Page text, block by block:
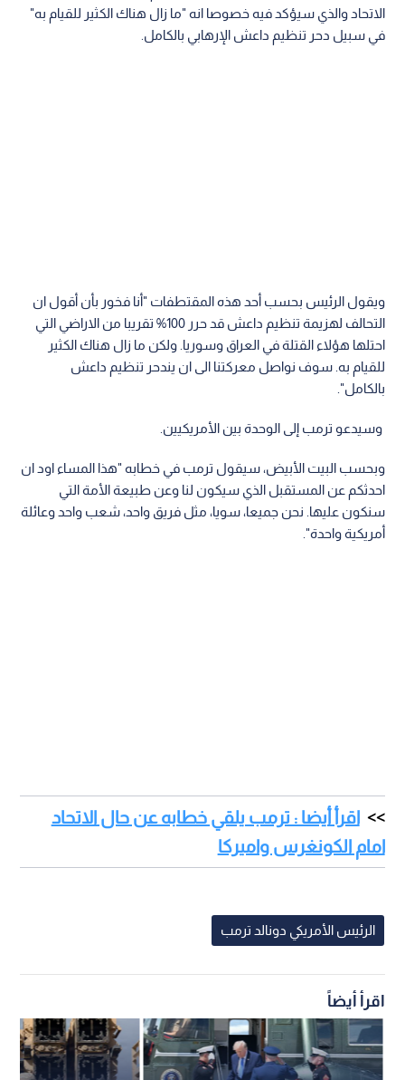
الاتحاد والذي سيؤكد فيه خصوصا انه "ما زال هناك الكثير للقيام به"
في سبيل دحر تنظيم داعش الإرهابي بالكامل.
ويقول الرئيس بحسب أحد هذه المقتطفات "أنا فخور بأن أقول ان
التحالف لهزيمة تنظيم داعش قد حرر 100% تقريبا من الاراضي التي
احتلها هؤلاء القتلة في العراق وسوريا. ولكن ما زال هناك الكثير
للقيام به. سوف نواصل معركتنا الى ان يندحر تنظيم داعش
بالكامل".
وسيدعو ترمب إلى الوحدة بين الأمريكيين.
وبحسب البيت الأبيض، سيقول ترمب في خطابه "هذا المساء اود ان
احدثكم عن المستقبل الذي سيكون لنا وعن طبيعة الأمة التي
سنكون عليها. نحن جميعا، سويا، مثل فريق واحد، شعب واحد وعائلة
أمريكية واحدة".
اقرأ أيضا : ترمب يلقي خطابه عن حال الاتحاد
امام الكونغرس واميركا
الرئيس الأمريكي دونالد ترمب
اقرأ أيضاً